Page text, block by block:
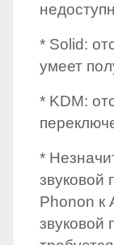
* Solid:
умеет
* KDM:
*
звуковой
Phonon к
звуковой